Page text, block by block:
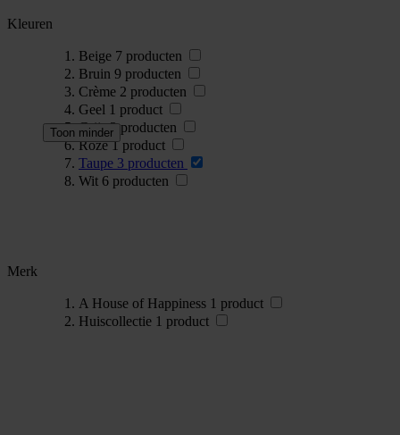
Kleuren
Beige 7 producten
Bruin 9 producten
Crème 2 producten
Geel 1 product
Grijs 3producten
Roze 1product
Taupe 3 producten
Wit 6 producten
Toon minder
Merk
A House of Happiness 1 product
Huiscollectie 1 product